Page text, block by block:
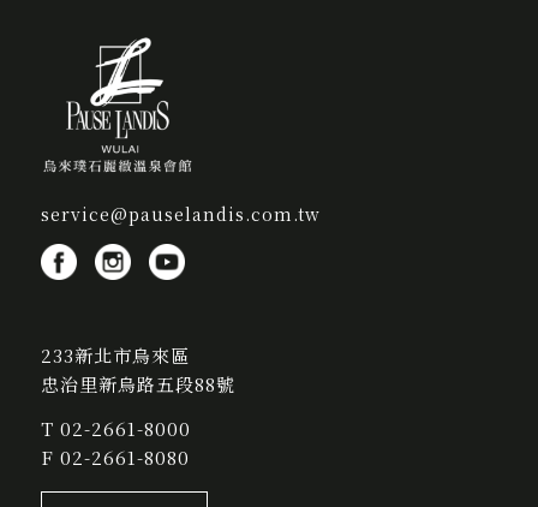
service@pauselandis.com.tw
233新北市烏來區
忠治里新烏路五段88號
T 02-2661-8000
F 02-2661-8080